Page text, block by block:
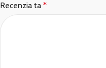
Recenzia ta *